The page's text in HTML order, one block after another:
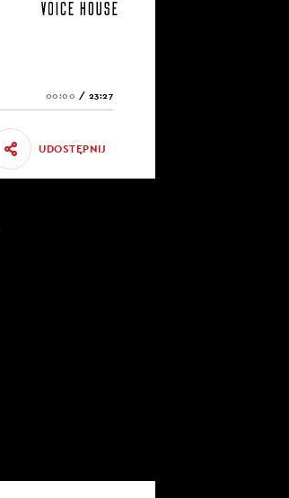
00:00 / 23:27
UDOSTĘPNIJ